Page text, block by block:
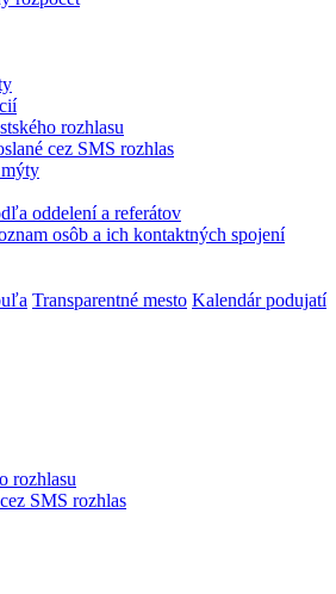
rozhlasu
cez SMS rozhlas
oddelení a referátov
osôb a ich kontaktných spojení
Transparentné mesto Kalendár podujatí
rozhlasu
SMS rozhlas